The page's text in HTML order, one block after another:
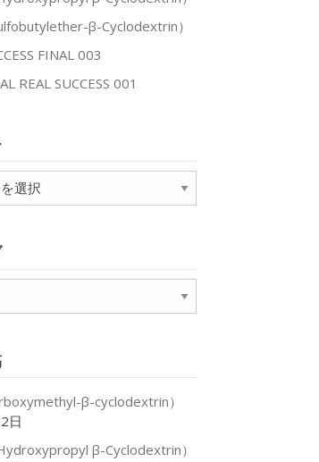
β-Cyclodextrin）
FINAL 003
REAL SUCCESS 001
β-cyclodextrin）
日
β-Cyclodextrin）